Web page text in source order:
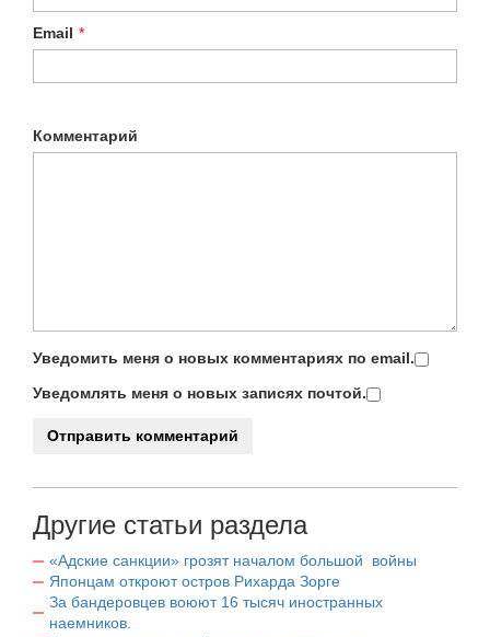
Email *
Комментарий
Уведомить меня о новых комментариях по email.
Уведомлять меня о новых записях почтой.
Другие статьи раздела
«Адские санкции» грозят началом большой войны
Японцам откроют остров Рихарда Зорге
За бандеровцев воюют 16 тысяч иностранных
наемников.